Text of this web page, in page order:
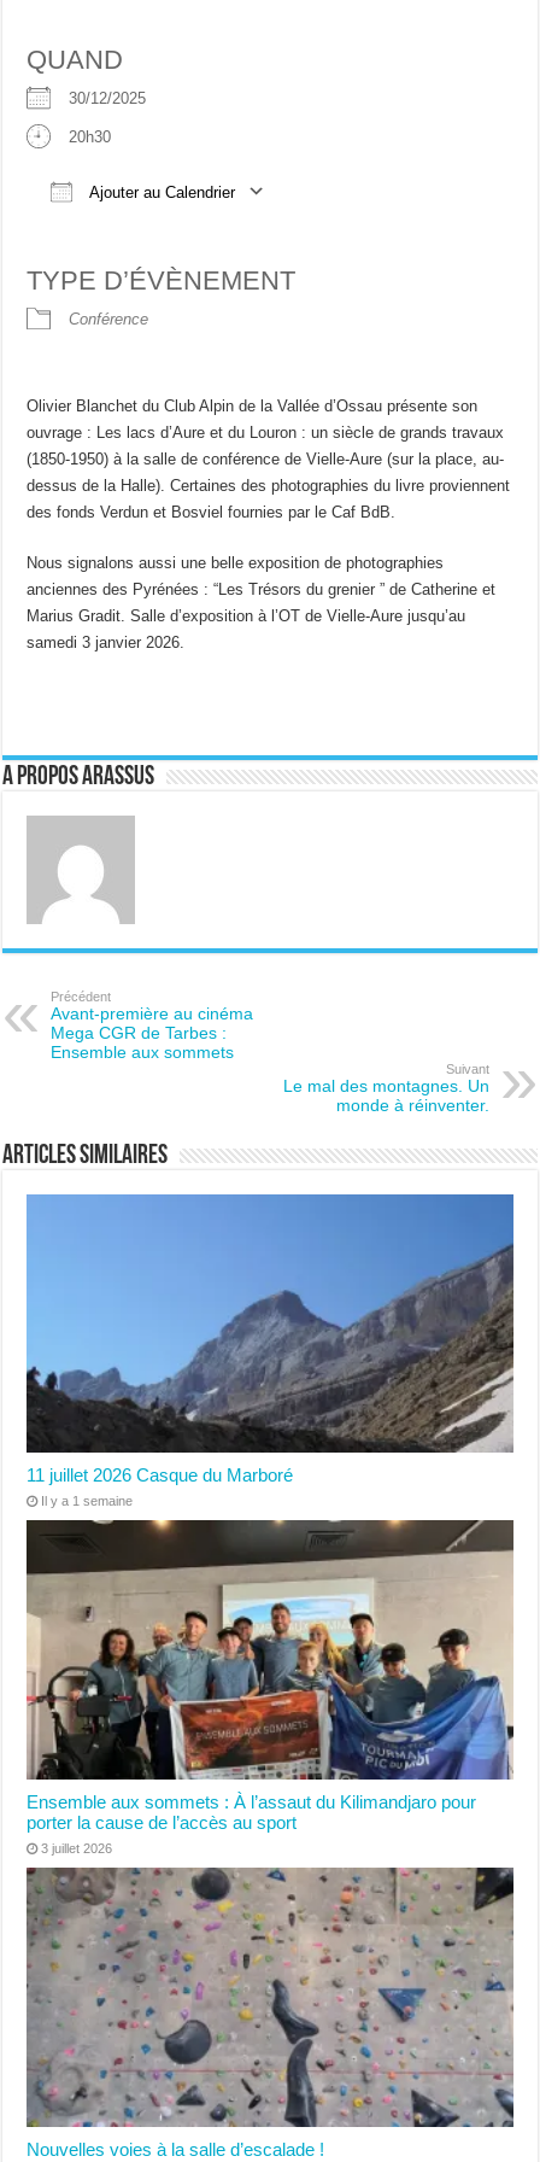
QUAND
30/12/2025
20h30
Ajouter au Calendrier
TYPE D’ÉVÈNEMENT
Conférence
Olivier Blanchet du Club Alpin de la Vallée d’Ossau présente son
ouvrage : Les lacs d’Aure et du Louron : un siècle de grands travaux
(1850-1950) à la salle de conférence de Vielle-Aure (sur la place, au-
dessus de la Halle). Certaines des photographies du livre proviennent
des fonds Verdun et Bosviel fournies par le Caf BdB.
Nous signalons aussi une belle exposition de photographies
anciennes des Pyrénées : “Les Trésors du grenier ” de Catherine et
Marius Gradit. Salle d’exposition à l’OT de Vielle-Aure jusqu’au
samedi 3 janvier 2026.
A propos ARASSUS
Précédent
Avant-première au cinéma
Mega CGR de Tarbes :
Ensemble aux sommets
Suivant
Le mal des montagnes. Un
monde à réinventer.
Articles similaires
11 juillet 2026 Casque du Marboré
Il y a 1 semaine
Ensemble aux sommets : À l’assaut du Kilimandjaro pour
porter la cause de l’accès au sport
3 juillet 2026
Nouvelles voies à la salle d’escalade !